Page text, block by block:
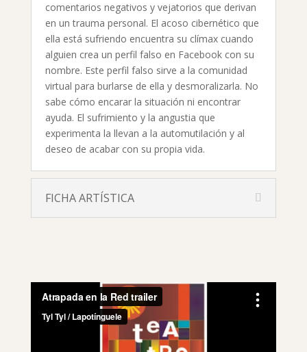
comentarios negativos y vejatorios que derivan
en un trauma personal. El acoso cibernético que
ella está sufriendo encuentra su clímax cuando
alguien crea un perfil falso en Facebook con su
nombre. Este perfil falso sirve a la comunidad
virtual para burlarse de ella y desmoralizarla. No
sabe cómo encarar la situación ni encontrar
ayuda. El sufrimiento y la angustia que
experimenta la llevan a la automutilación y al
deseo de acabar con su propia vida.
FICHA ARTÍSTICA